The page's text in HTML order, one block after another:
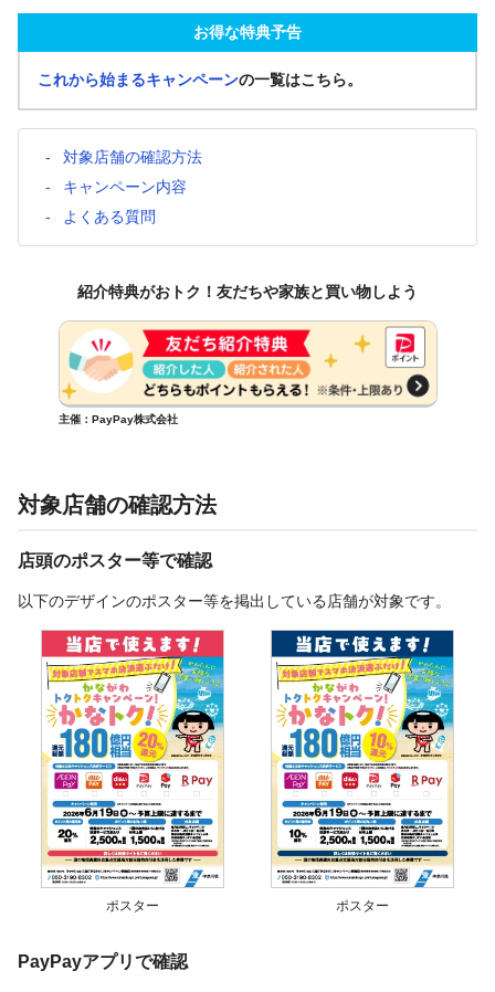
お得な特典予告
これから始まるキャンペーンの一覧はこちら。
対象店舗の確認方法
キャンペーン内容
よくある質問
紹介特典がおトク！友だちや家族と買い物しよう
主催：PayPay株式会社
対象店舗の確認方法
店頭のポスター等で確認
以下のデザインのポスター等を掲出している店舗が対象です。
ポスター ポスター
PayPayアプリで確認